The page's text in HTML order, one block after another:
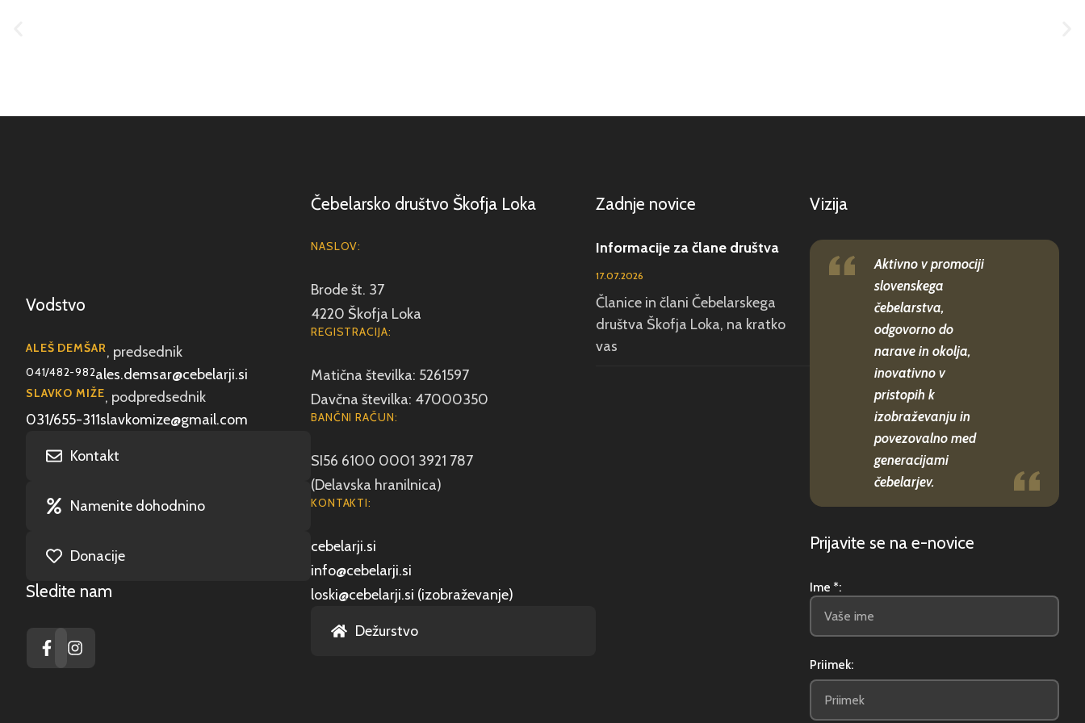
Vodstvo
ALEŠ DEMŠAR, predsednik
041/482-982ales.demsar@cebelarji.si
SLAVKO MIŽE, podpredsednik
031/655-311slavkomize@gmail.com
Kontakt
Namenite dohodnino
Donacije
Sledite nam
Čebelarsko društvo Škofja Loka
NASLOV:
Brode št. 37
4220 Škofja Loka
REGISTRACIJA:
Matična številka: 5261597
Davčna številka: 47000350
BANČNI RAČUN:
SI56 6100 0001 3921 787
(Delavska hranilnica)
KONTAKTI:
cebelarji.si
info@cebelarji.si
loski@cebelarji.si (izobraževanje)
Dežurstvo
Zadnje novice
Informacije za člane društva
17.07.2026
Članice in člani Čebelarskega
društva Škofja Loka, na kratko
vas
Vizija
Aktivno v promociji
slovenskega
čebelarstva,
odgovorno do
narave in okolja,
inovativno v
pristopih k
izobraževanju in
povezovalno med
generacijami
čebelarjev.
Prijavite se na e-novice
Ime *:
Priimek: